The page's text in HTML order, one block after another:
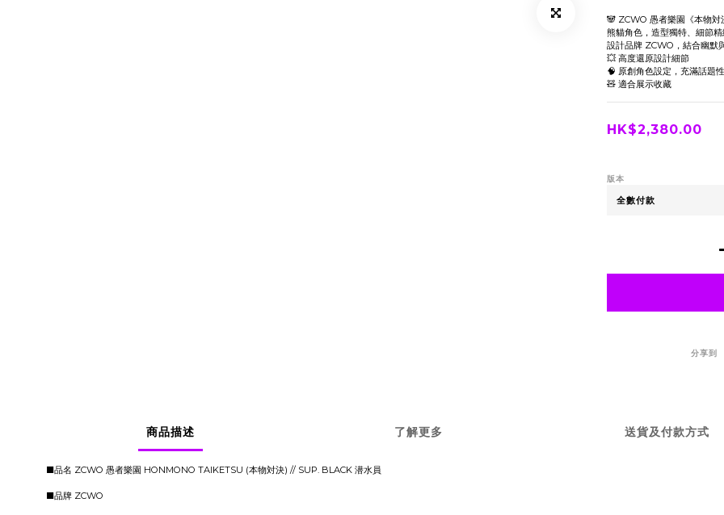
🐼 ZCWO 愚者樂園《本物
熊貓角色，造型獨特、細節
設計品牌 ZCWO，結合幽默
💥 高度還原設計細節
🧠 原創角色設定，充滿話題性
🧸 適合展示收藏
HK$2,380.00
版本
分享到
商品描述 了解更多 送貨及付款方式
■品名 ZCWO 愚者樂園 HONMONO TAIKETSU (本物対決) // SUP. BLACK 潜水員
■品牌 ZCWO